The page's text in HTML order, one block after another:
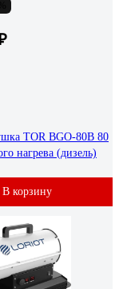
TOR BGO-80B 80
нагрева (дизель)
В корзину